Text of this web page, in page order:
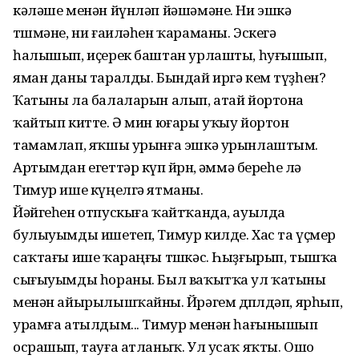
кәләше менән йүнләп йәшәмәне. Ни эшкә
төшмәне, ни ғаиләһен ҡараманы. Эскегә
һалышып, иҫерек баштан урлашты, һуғышып,
яман даны таралды. Бындай иргә кем түҙһен?
Ҡатыны ла балаларын алып, атай йортона
ҡайтып китте. Ә мин юғары уҡыу йортон
тамамлап, яҡшы урынға эшкә урынлаштым.
Артымдан егеттәр күп йөрөнө, әммә береһе лә
Тимур ише күңелгә ятманы.
Йәйгеһен отпускыға ҡайтҡанда, ауылда
булыуымды ишетеп, Тимур килде. Хас та үҫмер
саҡтағы ише ҡараңғы төшкәс. Һыҙғырып, тышҡа
сығыуымды һораны. Был ваҡытҡа ул ҡатыны
менән айырылыш­ҡайны. Йөрәгем дөпөлдәп, ярһып,
урамға атылдым... Тимур менән һағынышып
осрашып, тауға атланыҡ. Ул усаҡ яҡты. Ошо